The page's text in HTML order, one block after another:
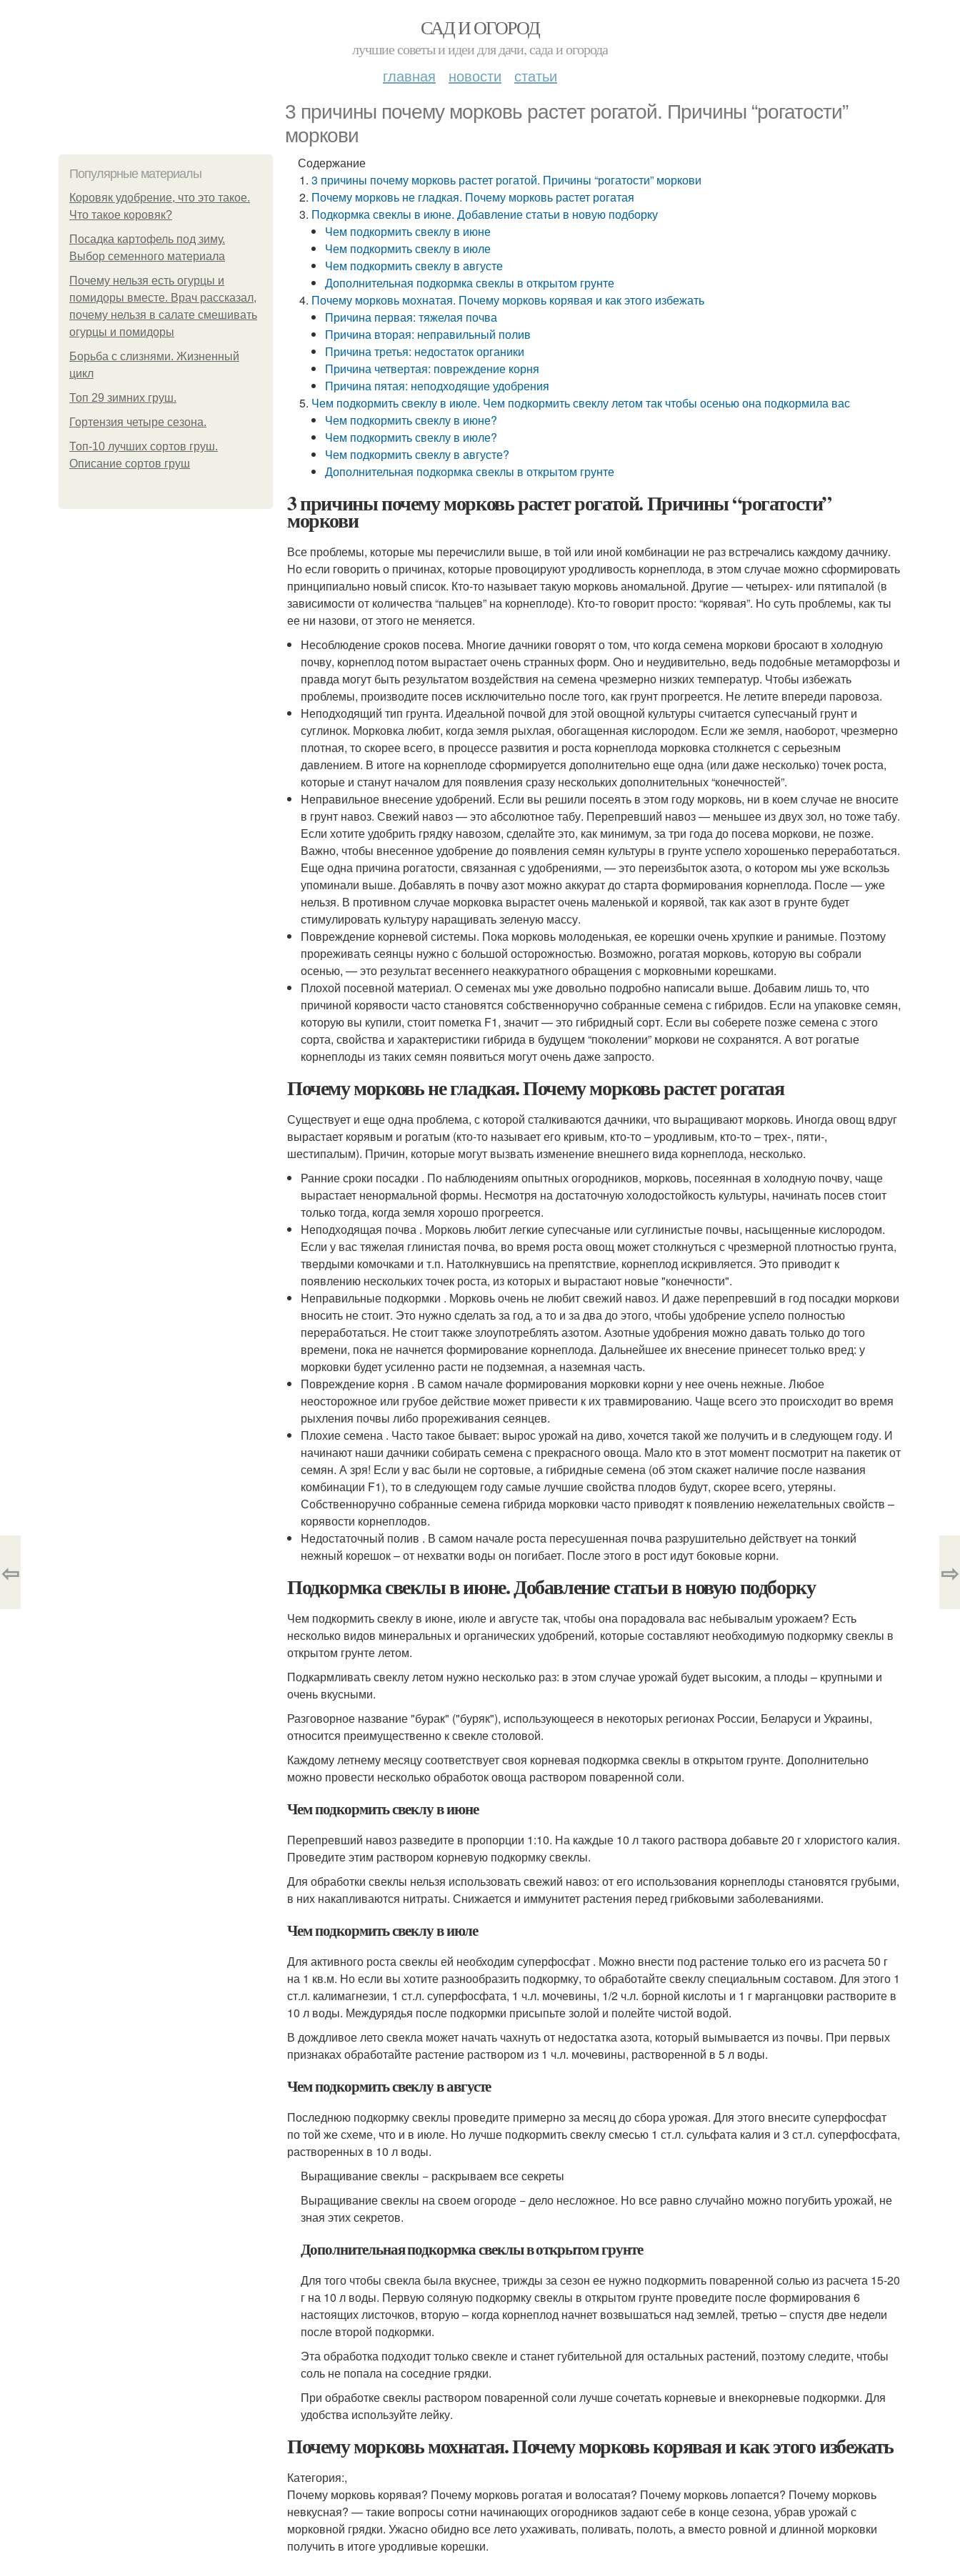
САД И ОГОРОД
лучшие советы и идеи для дачи, сада и огорода
главная новости статьи
3 причины почему морковь растет рогатой. Причины “рогатости”
моркови
Популярные материалы
Коровяк удобрение, что это такое.
Что такое коровяк?
Посадка картофель под зиму.
Выбор семенного материала
Почему нельзя есть огурцы и
помидоры вместе. Врач рассказал,
почему нельзя в салате смешивать
огурцы и помидоры
Борьба с слизнями. Жизненный
цикл
Топ 29 зимних груш.
Гортензия четыре сезона.
Топ-10 лучших сортов груш.
Описание сортов груш
Содержание
3 причины почему морковь растет рогатой. Причины “рогатости” моркови
Почему морковь не гладкая. Почему морковь растет рогатая
Подкормка свеклы в июне. Добавление статьи в новую подборку
Чем подкормить свеклу в июне
Чем подкормить свеклу в июле
Чем подкормить свеклу в августе
Дополнительная подкормка свеклы в открытом грунте
Почему морковь мохнатая. Почему морковь корявая и как этого избежать
Причина первая: тяжелая почва
Причина вторая: неправильный полив
Причина третья: недостаток органики
Причина четвертая: повреждение корня
Причина пятая: неподходящие удобрения
Чем подкормить свеклу в июле. Чем подкормить свеклу летом так чтобы осенью она подкормила вас
Чем подкормить свеклу в июне?
Чем подкормить свеклу в июле?
Чем подкормить свеклу в августе?
Дополнительная подкормка свеклы в открытом грунте
3 причины почему морковь растет рогатой. Причины “рогатости”
моркови
Все проблемы, которые мы перечислили выше, в той или иной комбинации не раз встречались каждому дачнику.
Но если говорить о причинах, которые провоцируют уродливость корнеплода, в этом случае можно сформировать
принципиально новый список. Кто-то называет такую морковь аномальной. Другие — четырех- или пятипалой (в
зависимости от количества “пальцев” на корнеплоде). Кто-то говорит просто: “корявая”. Но суть проблемы, как ты
ее ни назови, от этого не меняется.
Несоблюдение сроков посева. Многие дачники говорят о том, что когда семена моркови бросают в холодную
почву, корнеплод потом вырастает очень странных форм. Оно и неудивительно, ведь подобные метаморфозы и
правда могут быть результатом воздействия на семена чрезмерно низких температур. Чтобы избежать
проблемы, производите посев исключительно после того, как грунт прогреется. Не летите впереди паровоза.
Неподходящий тип грунта. Идеальной почвой для этой овощной культуры считается супесчаный грунт и
суглинок. Морковка любит, когда земля рыхлая, обогащенная кислородом. Если же земля, наоборот, чрезмерно
плотная, то скорее всего, в процессе развития и роста корнеплода морковка столкнется с серьезным
давлением. В итоге на корнеплоде сформируется дополнительно еще одна (или даже несколько) точек роста,
которые и станут началом для появления сразу нескольких дополнительных “конечностей”.
Неправильное внесение удобрений. Если вы решили посеять в этом году морковь, ни в коем случае не вносите
в грунт навоз. Свежий навоз — это абсолютное табу. Перепревший навоз — меньшее из двух зол, но тоже табу.
Если хотите удобрить грядку навозом, сделайте это, как минимум, за три года до посева моркови, не позже.
Важно, чтобы внесенное удобрение до появления семян культуры в грунте успело хорошенько переработаться.
Еще одна причина рогатости, связанная с удобрениями, — это переизбыток азота, о котором мы уже вскользь
упоминали выше. Добавлять в почву азот можно аккурат до старта формирования корнеплода. После — уже
нельзя. В противном случае морковка вырастет очень маленькой и корявой, так как азот в грунте будет
стимулировать культуру наращивать зеленую массу.
Повреждение корневой системы. Пока морковь молоденькая, ее корешки очень хрупкие и ранимые. Поэтому
прореживать сеянцы нужно с большой осторожностью. Возможно, рогатая морковь, которую вы собрали
осенью, — это результат весеннего неаккуратного обращения с морковными корешками.
Плохой посевной материал. О семенах мы уже довольно подробно написали выше. Добавим лишь то, что
причиной корявости часто становятся собственноручно собранные семена с гибридов. Если на упаковке семян,
которую вы купили, стоит пометка F1, значит — это гибридный сорт. Если вы соберете позже семена с этого
сорта, свойства и характеристики гибрида в будущем “поколении” моркови не сохранятся. А вот рогатые
корнеплоды из таких семян появиться могут очень даже запросто.
Почему морковь не гладкая. Почему морковь растет рогатая
Существует и еще одна проблема, с которой сталкиваются дачники, что выращивают морковь. Иногда овощ вдруг
вырастает корявым и рогатым (кто-то называет его кривым, кто-то – уродливым, кто-то – трех-, пяти-,
шестипалым). Причин, которые могут вызвать изменение внешнего вида корнеплода, несколько.
Ранние сроки посадки . По наблюдениям опытных огородников, морковь, посеянная в холодную почву, чаще
вырастает ненормальной формы. Несмотря на достаточную холодостойкость культуры, начинать посев стоит
только тогда, когда земля хорошо прогреется.
Неподходящая почва . Морковь любит легкие супесчаные или суглинистые почвы, насыщенные кислородом.
Если у вас тяжелая глинистая почва, во время роста овощ может столкнуться с чрезмерной плотностью грунта,
твердыми комочками и т.п. Натолкнувшись на препятствие, корнеплод искривляется. Это приводит к
появлению нескольких точек роста, из которых и вырастают новые "конечности".
Неправильные подкормки . Морковь очень не любит свежий навоз. И даже перепревший в год посадки моркови
вносить не стоит. Это нужно сделать за год, а то и за два до этого, чтобы удобрение успело полностью
переработаться. Не стоит также злоупотреблять азотом. Азотные удобрения можно давать только до того
времени, пока не начнется формирование корнеплода. Дальнейшее их внесение принесет только вред: у
морковки будет усиленно расти не подземная, а наземная часть.
Повреждение корня . В самом начале формирования морковки корни у нее очень нежные. Любое
неосторожное или грубое действие может привести к их травмированию. Чаще всего это происходит во время
рыхления почвы либо прореживания сеянцев.
Плохие семена . Часто такое бывает: вырос урожай на диво, хочется такой же получить и в следующем году. И
начинают наши дачники собирать семена с прекрасного овоща. Мало кто в этот момент посмотрит на пакетик от
семян. А зря! Если у вас были не сортовые, а гибридные семена (об этом скажет наличие после названия
комбинации F1), то в следующем году самые лучшие свойства плодов будут, скорее всего, утеряны.
Собственноручно собранные семена гибрида морковки часто приводят к появлению нежелательных свойств –
корявости корнеплодов.
Недостаточный полив . В самом начале роста пересушенная почва разрушительно действует на тонкий
нежный корешок – от нехватки воды он погибает. После этого в рост идут боковые корни.
Подкормка свеклы в июне. Добавление статьи в новую подборку
Чем подкормить свеклу в июне, июле и августе так, чтобы она порадовала вас небывалым урожаем? Есть
несколько видов минеральных и органических удобрений, которые составляют необходимую подкормку свеклы в
открытом грунте летом.
Подкармливать свеклу летом нужно несколько раз: в этом случае урожай будет высоким, а плоды – крупными и
очень вкусными.
Разговорное название "бурак" ("буряк"), использующееся в некоторых регионах России, Беларуси и Украины,
относится преимущественно к свекле столовой.
Каждому летнему месяцу соответствует своя корневая подкормка свеклы в открытом грунте. Дополнительно
можно провести несколько обработок овоща раствором поваренной соли.
Чем подкормить свеклу в июне
Перепревший навоз разведите в пропорции 1:10. На каждые 10 л такого раствора добавьте 20 г хлористого калия.
Проведите этим раствором корневую подкормку свеклы.
Для обработки свеклы нельзя использовать свежий навоз: от его использования корнеплоды становятся грубыми,
в них накапливаются нитраты. Снижается и иммунитет растения перед грибковыми заболеваниями.
Чем подкормить свеклу в июле
Для активного роста свеклы ей необходим суперфосфат . Можно внести под растение только его из расчета 50 г
на 1 кв.м. Но если вы хотите разнообразить подкормку, то обработайте свеклу специальным составом. Для этого 1
ст.л. калимагнезии, 1 ст.л. суперфосфата, 1 ч.л. мочевины, 1/2 ч.л. борной кислоты и 1 г марганцовки растворите в
10 л воды. Междурядья после подкормки присыпьте золой и полейте чистой водой.
В дождливое лето свекла может начать чахнуть от недостатка азота, который вымывается из почвы. При первых
признаках обработайте растение раствором из 1 ч.л. мочевины, растворенной в 5 л воды.
Чем подкормить свеклу в августе
Последнюю подкормку свеклы проведите примерно за месяц до сбора урожая. Для этого внесите суперфосфат
по той же схеме, что и в июле. Но лучше подкормить свеклу смесью 1 ст.л. сульфата калия и 3 ст.л. суперфосфата,
растворенных в 10 л воды.
Выращивание свеклы − раскрываем все секреты
Выращивание свеклы на своем огороде − дело несложное. Но все равно случайно можно погубить урожай, не
зная этих секретов.
Дополнительная подкормка свеклы в открытом грунте
Для того чтобы свекла была вкуснее, трижды за сезон ее нужно подкормить поваренной солью из расчета 15-20
г на 10 л воды. Первую соляную подкормку свеклы в открытом грунте проведите после формирования 6
настоящих листочков, вторую – когда корнеплод начнет возвышаться над землей, третью – спустя две недели
после второй подкормки.
Эта обработка подходит только свекле и станет губительной для остальных растений, поэтому следите, чтобы
соль не попала на соседние грядки.
При обработке свеклы раствором поваренной соли лучше сочетать корневые и внекорневые подкормки. Для
удобства используйте лейку.
Почему морковь мохнатая. Почему морковь корявая и как этого избежать
Категория:,
Почему морковь корявая? Почему морковь рогатая и волосатая? Почему морковь лопается? Почему морковь
невкусная? — такие вопросы сотни начинающих огородников задают себе в конце сезона, убрав урожай с
морковной грядки. Ужасно обидно все лето ухаживать, поливать, полоть, а вместо ровной и длинной морковки
получить в итоге уродливые корешки.
⇦ ⇨